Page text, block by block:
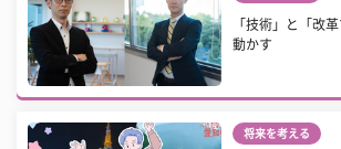
「技術」と「改
動かす
将来を考える